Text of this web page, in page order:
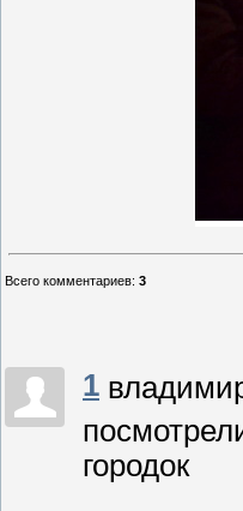
Всего комментариев: 3
1
городок